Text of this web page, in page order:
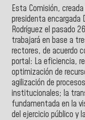
Esta Comisión, creada
presidenta encargada
Rodríguez el pasado
trabajará en base a
rectores, de acuerdo
portal: La eficiencia,
optimización de
agilización de procesos
institucionales; la
fundamentada en la
del ejercicio público y